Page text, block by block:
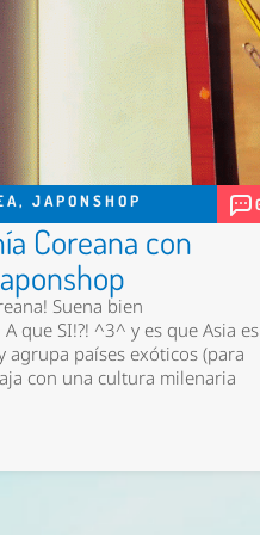
,JAPONSHOP
Coreana con
Suena bien
que SI!?! ^3^ y es que Asia es
agrupa países exóticos (para
con una cultura milenaria